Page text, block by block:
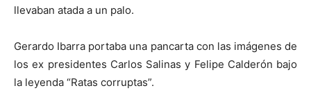
llevaban atada a un palo.
Gerardo Ibarra portaba una pancarta con las imágenes de
los ex presidentes Carlos Salinas y Felipe Calderón bajo
la leyenda “Ratas corruptas”.